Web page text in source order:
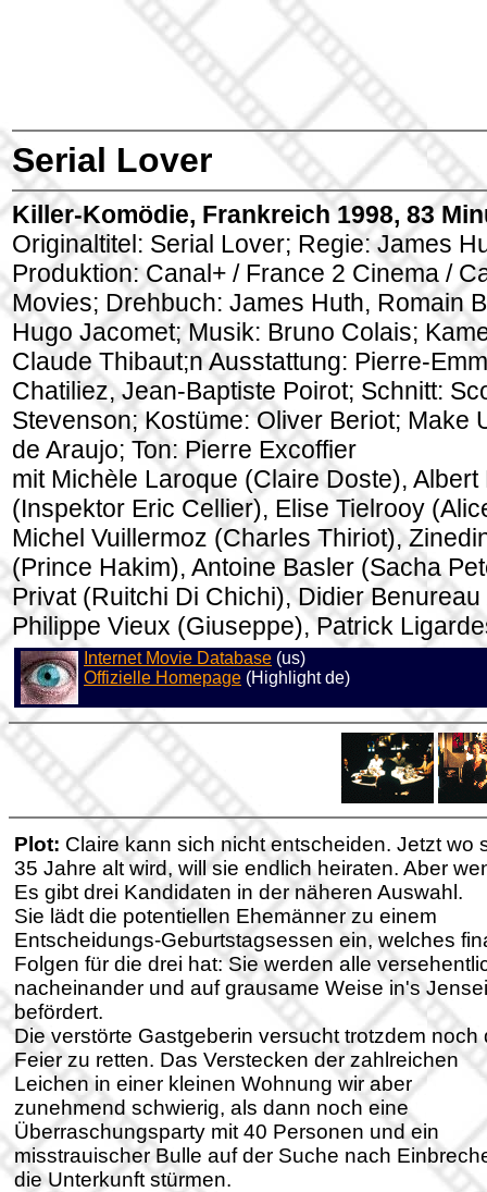
Serial Lover
Killer-Komödie, Frankreich 1998, 83
Originaltitel: Serial Lover; Regie: James
Produktion: Canal+ / France 2 Cinema /
Movies; Drehbuch: James Huth, Romain
Hugo Jacomet; Musik: Bruno Colais;
Claude Thibaut;n Ausstattung: Pierre-
Chatiliez, Jean-Baptiste Poirot; Schnitt:
Stevenson; Kostüme: Oliver Beriot; Make
de Araujo; Ton: Pierre Excoffier
mit Michèle Laroque (Claire Doste), Albert
(Inspektor Eric Cellier), Elise Tielrooy
Michel Vuillermoz (Charles Thiriot),
(Prince Hakim), Antoine Basler (Sacha
Privat (Ruitchi Di Chichi), Didier
Philippe Vieux (Giuseppe), Patrick
Internet Movie Database (us)
Offizielle Homepage (Highlight de)
Plot: Claire kann sich nicht entscheiden. Jetzt wo
35 Jahre alt wird, will sie endlich heiraten. Aber
Es gibt drei Kandidaten in der näheren Auswahl.
Sie lädt die potentiellen Ehemänner zu einem
Entscheidungs-Geburtstagsessen ein, welches
Folgen für die drei hat: Sie werden alle
nacheinander und auf grausame Weise in's
befördert.
Die verstörte Gastgeberin versucht trotzdem noch
Feier zu retten. Das Verstecken der zahlreichen
Leichen in einer kleinen Wohnung wir aber
zunehmend schwierig, als dann noch eine
Überraschungsparty mit 40 Personen und ein
misstrauischer Bulle auf der Suche nach
die Unterkunft stürmen.